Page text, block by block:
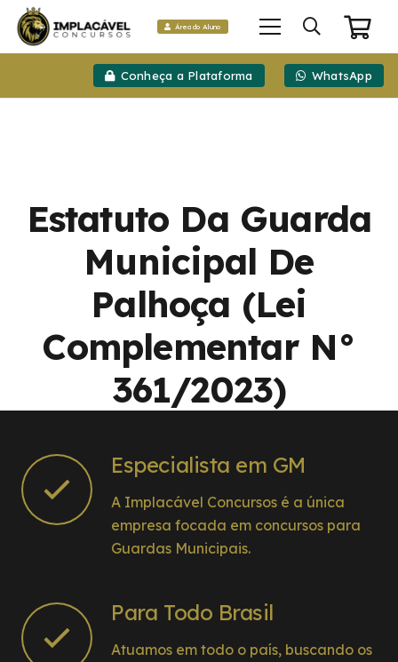
Área do Aluno
Conheça a Plataforma WhatsApp
Estatuto Da Guarda
Municipal De
Palhoça (Lei
Complementar N°
361/2023)
Especialista em GM
A Implacável Concursos é a única
empresa focada em concursos para
Guardas Municipais.
Para Todo Brasil
Atuamos em todo o país, buscando os